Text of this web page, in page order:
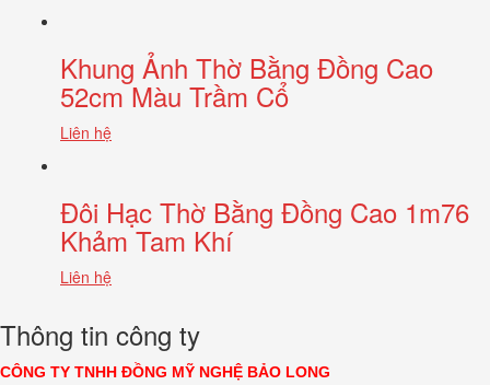
Khung Ảnh Thờ Bằng Đồng Cao
52cm Màu Trầm Cổ
Liên hệ
Đôi Hạc Thờ Bằng Đồng Cao 1m76
Khảm Tam Khí
Liên hệ
Thông tin công ty
CÔNG TY TNHH ĐỒNG MỸ NGHỆ BẢO LONG